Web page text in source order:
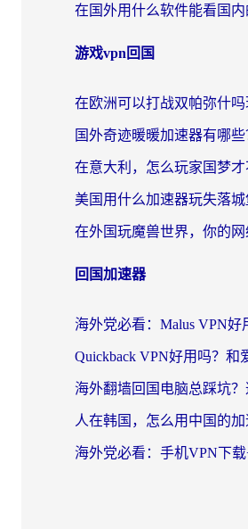
游戏vpn回国
回国加速器